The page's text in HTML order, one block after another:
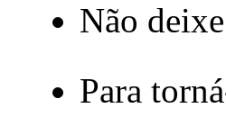
Não
Para